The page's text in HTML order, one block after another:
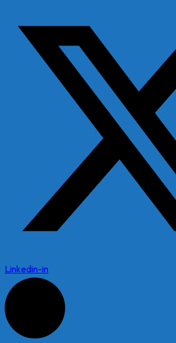
Linkedin-in